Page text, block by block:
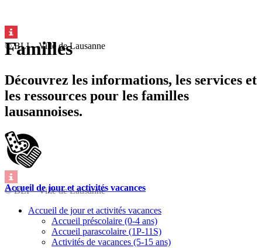
© BLI – Ville de Lausanne
© BLI – Ville de Lausanne
Familles
Découvrez les informations, les services et
les ressources pour les familles
lausannoises.
Accueil de jour et activités vacances
Accueil de jour et activités vacances
Accueil préscolaire (0-4 ans)
Accueil parascolaire (1P-11S)
Activités de vacances (5-15 ans)